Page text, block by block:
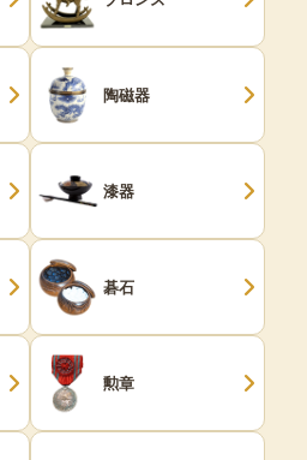
陶磁器
漆器
碁石
勲章